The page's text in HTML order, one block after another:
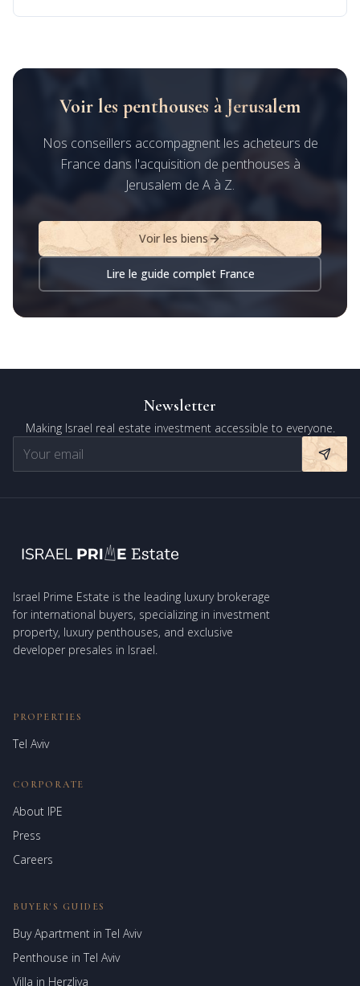
Voir les penthouses à Jerusalem
Nos conseillers accompagnent les acheteurs de
France dans l'acquisition de penthouses à
Jerusalem de A à Z.
Voir les biens
Lire le guide complet France
Newsletter
Making Israel real estate investment accessible to everyone.
Israel Prime Estate is the leading luxury brokerage
for international buyers, specializing in investment
property, luxury penthouses, and exclusive
developer presales in Israel.
PROPERTIES
Tel Aviv
CORPORATE
About IPE
Press
Careers
BUYER'S GUIDES
Buy Apartment in Tel Aviv
Penthouse in Tel Aviv
Villa in Herzliya